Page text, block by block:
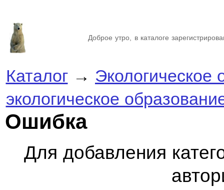
Доброе утро, в каталоге
Каталог→ Экологическое
экологическое
Ошибка
Для добавления